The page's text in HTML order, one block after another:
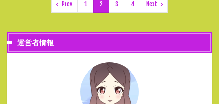
Prev 1 2 3 4 Next
運営者情報